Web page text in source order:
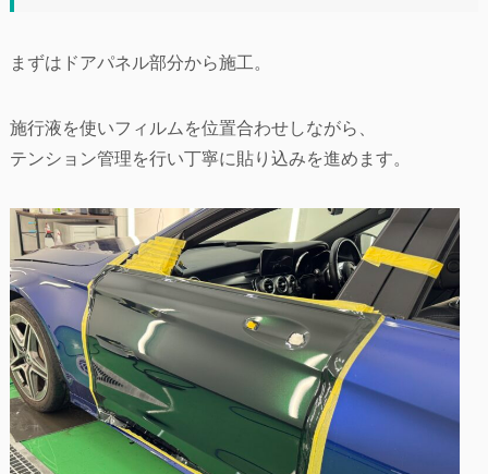
まずはドアパネル部分から施工。
施行液を使いフィルムを位置合わせしながら、
テンション管理を行い丁寧に貼り込みを進めます。